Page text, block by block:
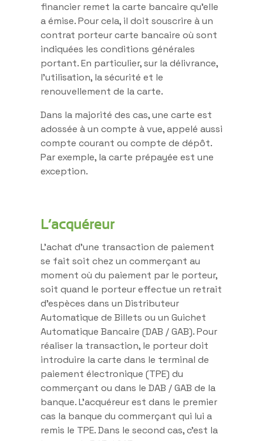
financier remet la carte bancaire qu’elle
a émise. Pour cela, il doit souscrire à un
contrat porteur carte bancaire où sont
indiquées les conditions générales
portant. En particulier, sur la délivrance,
l’utilisation, la sécurité et le
renouvellement de la carte.
Dans la majorité des cas, une carte est
adossée à un compte à vue, appelé aussi
compte courant ou compte de dépôt.
Par exemple, la carte prépayée est une
exception.
L’acquéreur
L’achat d’une transaction de paiement
se fait soit chez un commerçant au
moment où du paiement par le porteur,
soit quand le porteur effectue un retrait
d’espèces dans un Distributeur
Automatique de Billets ou un Guichet
Automatique Bancaire (DAB / GAB). Pour
réaliser la transaction, le porteur doit
introduire la carte dans le terminal de
paiement électronique (TPE) du
commerçant ou dans le DAB / GAB de la
banque. L’acquéreur est dans le premier
cas la banque du commerçant qui lui a
remis le TPE. Dans le second cas, c’est la